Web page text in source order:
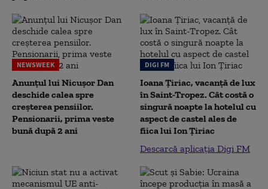
NEWSWEEK
Anunțul lui Nicușor Dan
deschide calea spre
creșterea pensiilor.
Pensionarii, prima veste
bună după 2 ani
DIGI FM
Ioana Țiriac, vacanță de lux
în Saint-Tropez. Cât costă o
singură noapte la hotelul cu
aspect de castel ales de
fiica lui Ion Țiriac
Descarcă aplicația Digi FM